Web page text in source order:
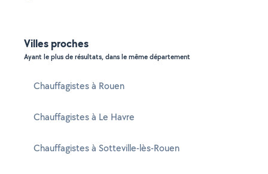
Villes proches
Ayant le plus de résultats, dans le même département
Chauffagistes à Rouen
Chauffagistes à Le Havre
Chauffagistes à Sotteville-lès-Rouen